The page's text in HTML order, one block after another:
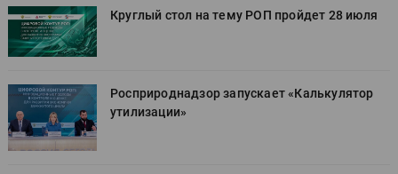
Круглый стол на тему РОП пройдет 28 июля
Росприроднадзор запускает «Калькулятор
утилизации»